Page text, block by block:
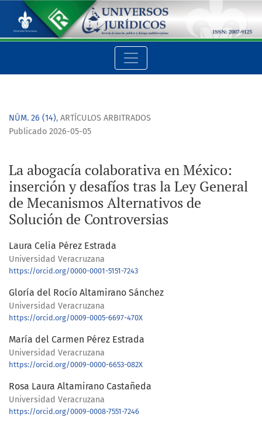
La abogacía colaborativa en México: inserción y desafíos
NÚM. 26 (14), ARTÍCULOS ARBITRADOS
La abogacía colaborativa en México:
inserción y desafíos tras la Ley General
de Mecanismos Alternativos de
Solución de Controversias
Publicado 2026-05-05
Laura Celia Pérez Estrada
Universidad Veracruzana
https://orcid.org/0000-0001-5151-7243
Gloría del Rocío Altamirano Sánchez
Universidad Veracruzana
https://orcid.org/0009-0005-6697-470X
María del Carmen Pérez Estrada
Universidad Veracruzana
https://orcid.org/0009-0000-6653-082X
Rosa Laura Altamirano Castañeda
Universidad Veracruzana
https://orcid.org/0009-0008-7551-7246